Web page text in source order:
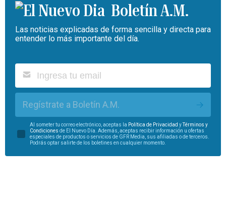
Boletín A.M.
Las noticias explicadas de forma sencilla y directa para
entender lo más importante del día.
Regístrate a Boletín A.M.
Al someter tu correo electrónico, aceptas la Política de Privacidad yTérminos y
Condiciones de El Nuevo Día. Además, aceptas recibir información u ofertas
especiales de productos o servicios de GFR Media, sus afiliadas o de terceros.
Podrás optar salirte de los boletines en cualquier momento.